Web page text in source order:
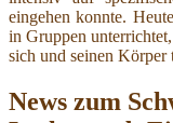
eingehen konnte.
in Gruppen
sich und seinen Körper
News zum